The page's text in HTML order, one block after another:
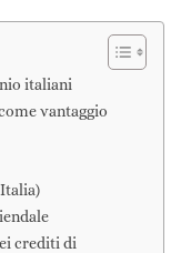
italiani
vantaggio
crediti di